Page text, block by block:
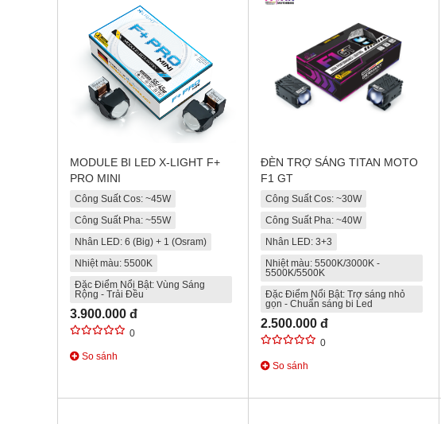
MODULE BI LED X-LIGHT F+
PRO MINI
Công Suất Cos: ~45W
Công Suất Pha: ~55W
Nhân LED: 6 (Big) + 1 (Osram)
Nhiệt màu: 5500K
Đặc Điểm Nổi Bật: Vùng Sáng
Rộng - Trải Đều
3.900.000 đ
0
So sánh
ĐÈN TRỢ SÁNG TITAN MOTO
F1 GT
Công Suất Cos: ~30W
Công Suất Pha: ~40W
Nhân LED: 3+3
Nhiệt màu: 5500K/3000K -
5500K/5500K
Đặc Điểm Nổi Bật: Trợ sáng nhỏ
gọn - Chuẩn sáng bi Led
2.500.000 đ
0
So sánh